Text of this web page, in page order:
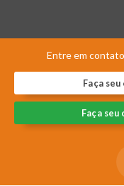
Entre em
Faça
Faça